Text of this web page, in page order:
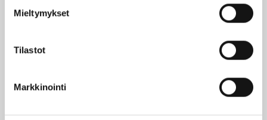
Mieltymykset
Tilastot
Markkinointi
Algol Chemicals saavutti
hopeatason EcoVadis-arvioinnissa –
hankinnan kestävyys vahvistui
entisestään